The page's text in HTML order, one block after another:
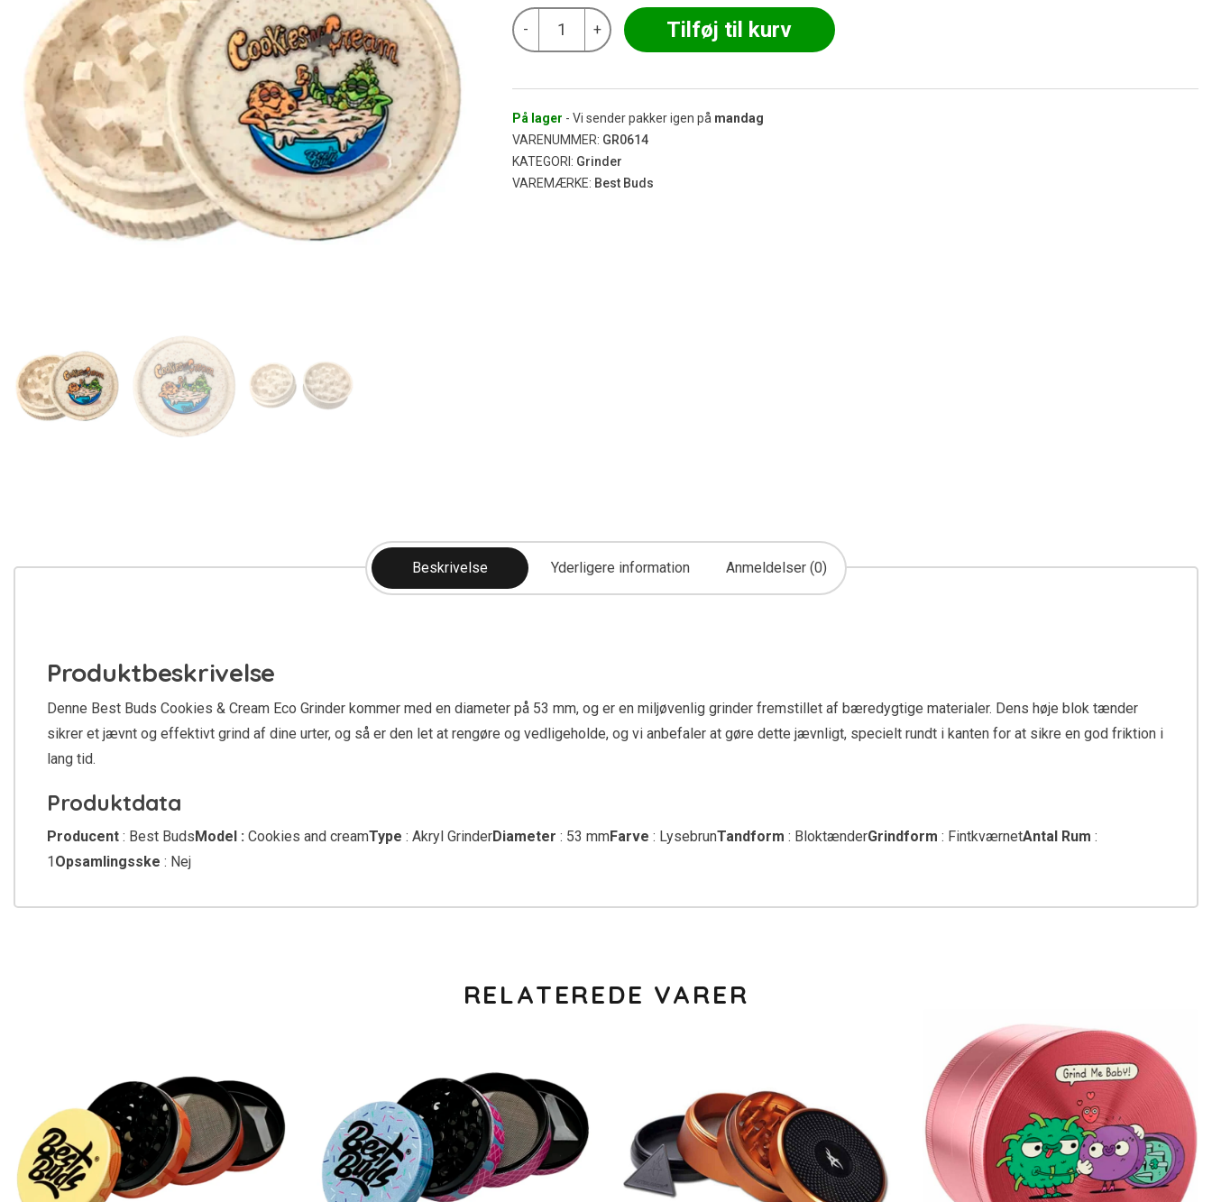
-
Best
Buds
-
Eco
Grinder
antal
+ Tilføj til kurv
På lager - Vi sender pakker igen på mandag
VARENUMMER: GR0614
KATEGORI: Grinder
VAREMÆRKE: Best Buds
Beskrivelse Yderligere information Anmeldelser (0)
Produktbeskrivelse
Denne Best Buds Cookies & Cream Eco Grinder kommer med en diameter på 53 mm, og er en miljøvenlig grinder fremstillet af bæredygtige materialer. Dens høje blok tænder
sikrer et jævnt og effektivt grind af dine urter, og så er den let at rengøre og vedligeholde, og vi anbefaler at gøre dette jævnligt, specielt rundt i kanten for at sikre en god friktion i
lang tid.
Produktdata
Producent : Best BudsModel : Cookies and creamType : Akryl GrinderDiameter : 53 mmFarve : LysebrunTandform : BloktænderGrindform : FintkværnetAntal Rum :
1Opsamlingsske : Nej
RELATEREDE VARER